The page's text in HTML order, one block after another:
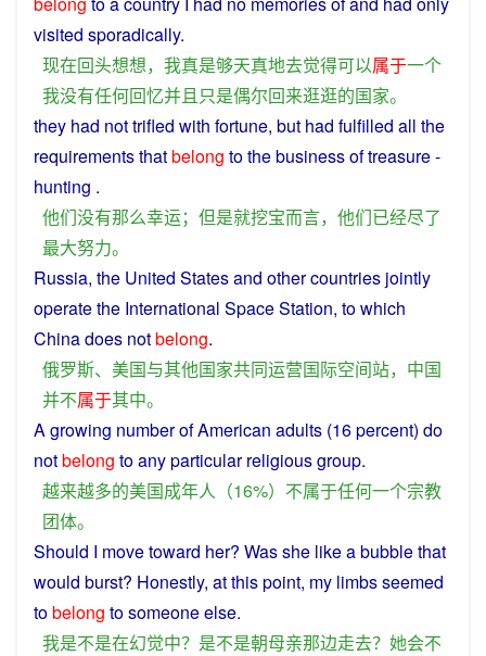
visited sporadically.
现在回头想想， 我真是够天真地去觉得可以属于一个
我没有任何回忆并且只是偶尔回来逛逛的国家。
they had nottrifled with fortune, but had fulfilled all the
requirementsthatbelong tothe business oftreasure-
hunting .
他们没有那么幸运； 但是就挖宝而言， 他们已经尽了
最大努力。
Russia, the United Statesand othercountries jointly
operatethe International Space Station, towhich
Chinadoes notbelong.
俄罗斯、 美国与其他国家共同运营国际空间站， 中国
并不属于其中。
Agrowing numberofAmerican adults (16percent) do
notbelong toanyparticular religiousgroup.
越来越多的美国成年人 （16%） 不属于任何一个宗教
团体。
Should I movetoward her? Wasshe likeabubblethat
would burst? Honestly, atthispoint, my limbsseemed
tobelong to someone else.
我是不是在幻觉中？ 是不是朝母亲那边走去？ 她会不